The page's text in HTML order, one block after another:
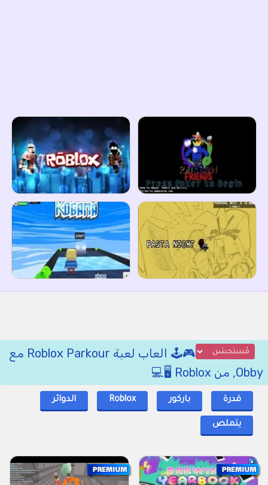
🎮🕹️ العاب لعبة Roblox Parkour مع
Obby, من Roblox 🖥️💻
قدرة باركور Roblox الدوائر
يتملص